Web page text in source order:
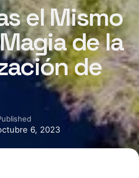
el Mismo
de la
de
6, 2023